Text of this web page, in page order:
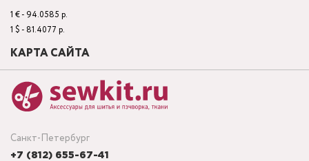
Санкт-Петербург
+7 (812) 655-67-41
1 € - 94.0585 р.
1 $ - 81.4077 р.
КАРТА САЙТА